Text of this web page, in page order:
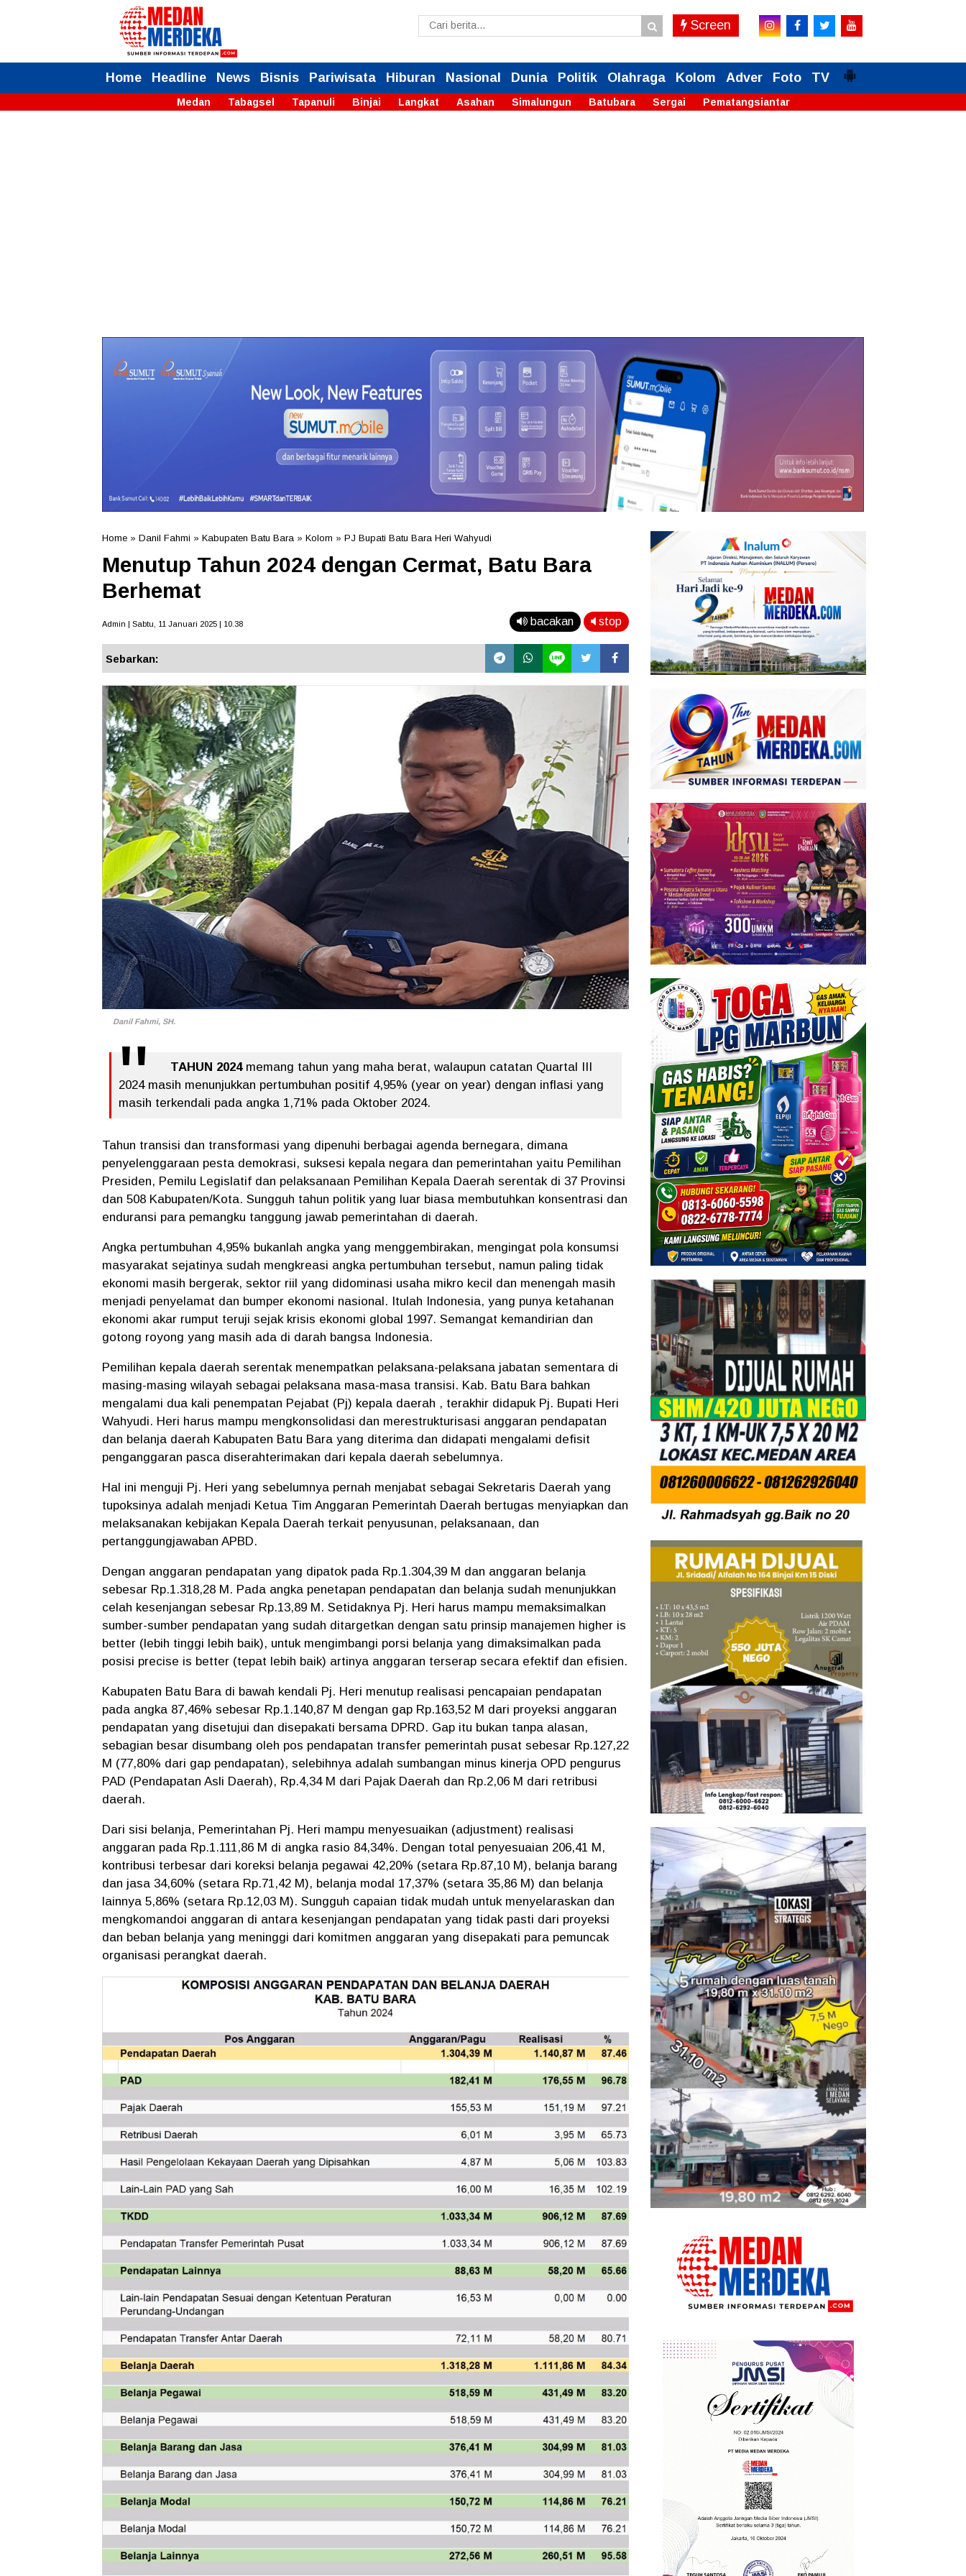
Screen
Home Headline News Bisnis Pariwisata Hiburan Nasional Dunia Politik Olahraga Kolom Adver Foto TV
Medan Tabagsel Tapanuli Binjai Langkat Asahan Simalungun Batubara Sergai Pematangsiantar
Home » Danil Fahmi » Kabupaten Batu Bara » Kolom » PJ Bupati Batu Bara Heri Wahyudi
Menutup Tahun 2024 dengan Cermat, Batu Bara
Berhemat
Admin | Sabtu, 11 Januari 2025 | 10.38 bacakan stop
Sebarkan:
Danil Fahmi, SH.
TAHUN 2024memang tahun yang maha berat, walaupun catatan Quartal III
2024 masih menunjukkan pertumbuhan positif 4,95% (year on year) dengan inflasi yang
masih terkendali pada angka 1,71% pada Oktober 2024.
Tahun transisi dan transformasi yang dipenuhi berbagai agenda bernegara, dimana
penyelenggaraan pesta demokrasi, suksesi kepala negara dan pemerintahan yaitu Pemilihan
Presiden, Pemilu Legislatif dan pelaksanaan Pemilihan Kepala Daerah serentak di 37 Provinsi
dan 508 Kabupaten/Kota. Sungguh tahun politik yang luar biasa membutuhkan konsentrasi dan
enduransi para pemangku tanggung jawab pemerintahan di daerah.
Angka pertumbuhan 4,95% bukanlah angka yang menggembirakan, mengingat pola konsumsi
masyarakat sejatinya sudah mengkreasi angka pertumbuhan tersebut, namun paling tidak
ekonomi masih bergerak, sektor riil yang didominasi usaha mikro kecil dan menengah masih
menjadi penyelamat dan bumper ekonomi nasional. Itulah Indonesia, yang punya ketahanan
ekonomi akar rumput teruji sejak krisis ekonomi global 1997. Semangat kemandirian dan
gotong royong yang masih ada di darah bangsa Indonesia.
Pemilihan kepala daerah serentak menempatkan pelaksana-pelaksana jabatan sementara di
masing-masing wilayah sebagai pelaksana masa-masa transisi. Kab. Batu Bara bahkan
mengalami dua kali penempatan Pejabat (Pj) kepala daerah , terakhir didapuk Pj. Bupati Heri
Wahyudi. Heri harus mampu mengkonsolidasi dan merestrukturisasi anggaran pendapatan
dan belanja daerah Kabupaten Batu Bara yang diterima dan didapati mengalami defisit
penganggaran pasca diserahterimakan dari kepala daerah sebelumnya.
Hal ini menguji Pj. Heri yang sebelumnya pernah menjabat sebagai Sekretaris Daerah yang
tupoksinya adalah menjadi Ketua Tim Anggaran Pemerintah Daerah bertugas menyiapkan dan
melaksanakan kebijakan Kepala Daerah terkait penyusunan, pelaksanaan, dan
pertanggungjawaban APBD.
Dengan anggaran pendapatan yang dipatok pada Rp.1.304,39 M dan anggaran belanja
sebesar Rp.1.318,28 M. Pada angka penetapan pendapatan dan belanja sudah menunjukkan
celah kesenjangan sebesar Rp.13,89 M. Setidaknya Pj. Heri harus mampu memaksimalkan
sumber-sumber pendapatan yang sudah ditargetkan dengan satu prinsip manajemen higher is
better (lebih tinggi lebih baik), untuk mengimbangi porsi belanja yang dimaksimalkan pada
posisi precise is better (tepat lebih baik) artinya anggaran terserap secara efektif dan efisien.
Kabupaten Batu Bara di bawah kendali Pj. Heri menutup realisasi pencapaian pendapatan
pada angka 87,46% sebesar Rp.1.140,87 M dengan gap Rp.163,52 M dari proyeksi anggaran
pendapatan yang disetujui dan disepakati bersama DPRD. Gap itu bukan tanpa alasan,
sebagian besar disumbang oleh pos pendapatan transfer pemerintah pusat sebesar Rp.127,22
M (77,80% dari gap pendapatan), selebihnya adalah sumbangan minus kinerja OPD pengurus
PAD (Pendapatan Asli Daerah), Rp.4,34 M dari Pajak Daerah dan Rp.2,06 M dari retribusi
daerah.
Dari sisi belanja, Pemerintahan Pj. Heri mampu menyesuaikan (adjustment) realisasi
anggaran pada Rp.1.111,86 M di angka rasio 84,34%. Dengan total penyesuaian 206,41 M,
kontribusi terbesar dari koreksi belanja pegawai 42,20% (setara Rp.87,10 M), belanja barang
dan jasa 34,60% (setara Rp.71,42 M), belanja modal 17,37% (setara 35,86 M) dan belanja
lainnya 5,86% (setara Rp.12,03 M). Sungguh capaian tidak mudah untuk menyelaraskan dan
mengkomandoi anggaran di antara kesenjangan pendapatan yang tidak pasti dari proyeksi
dan beban belanja yang meninggi dari komitmen anggaran yang disepakati para pemuncak
organisasi perangkat daerah.